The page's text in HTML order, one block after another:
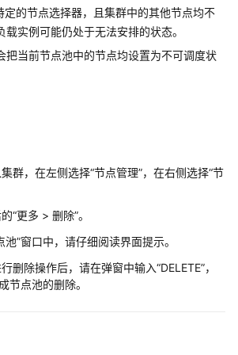
的节点选择器，且集群中的其他节点均不
实例可能仍处于无法安排的状态。
把当前节点池中的节点均设置为不可调度状
群，在左侧选择“节点管理”，在右侧选择“节
“更多 > 删除”。
池”窗口中，请仔细阅读界面提示。
删除操作后，请在弹窗中输入“DELETE”，
节点池的删除。